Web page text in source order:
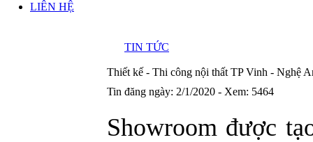
LIÊN HỆ
TIN TỨC
Thiết kế - Thi công nội thất TP Vinh - Nghệ
Tin đăng ngày: 2/1/2020 - Xem: 5464
Showroom được